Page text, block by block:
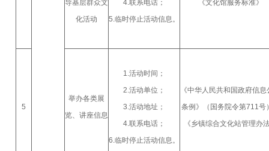
导基层群众文
化活动
4.联系电话；
5.临时停止活动信息。
《文化馆服务标准》
5
举办各类展
览、讲座信息
1.活动时间；
2.活动单位；
3.活动地址；
4.联系电话；
6.临时停止活动信息。
《中华人民共和国政府信息
条例》（国务院令第711号
《乡镇综合文化站管理办